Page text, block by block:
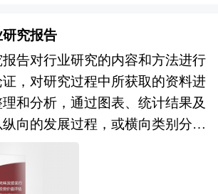
经营特性、获取能力、产业链和
内容，整合行业、市场、企业、
和信息资源，为客户提供深度的
，以专业的研究方法帮助客户深
，发现投资价值和投资机会，规
高管理和运营能力。钢铁行业报告
投资之前，对钢铁行业各种相关因
、研究、分析，评估项目可行性、
、国家发改委、国务院发展研究
大量权威资料，采用与国际同步
全面而准确地为您从行业的整体
系。让您全面、准确地把握整个
和发展趋势。 报告对中国铂行
、行业发展现状、产业链发展状
竞争格局、标杆企业、发展趋势、
究报告
告对行业研究的内容和方法进行
，对研究过程中所获取的资料进
和分析，通过图表、统计结果及
向的发展过程，或横向类别分析
论据，进行论证。报告如实地反映
叙述、说明、推断、引用恰如其
表达准确，概念表述科学化。报告